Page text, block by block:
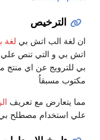
مجانيةتم اصدارها تحت
يجب عدم استخدام الاسم
هذه البرمجية دون
العامة للاستخدامبسبب
بي.